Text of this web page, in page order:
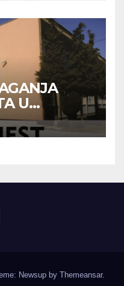
U
ROKU
Newsup by Themeansar.